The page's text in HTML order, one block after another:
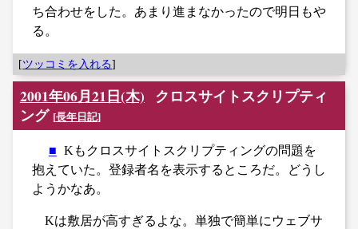
ち合わせをした。あまり進まなかったので明日もや
る。
[ツッコミを入れる]
2001年06月21日(木)
クロスサイトスクリプティ
ング [長年日記]
■ Kもクロスサイトスクリプティングの問題を
抱えていた。登録者名を表示するところだ。どうし
ようかなあ。
Kは敷居が高すぎるよな。単独で簡単にウェブサ